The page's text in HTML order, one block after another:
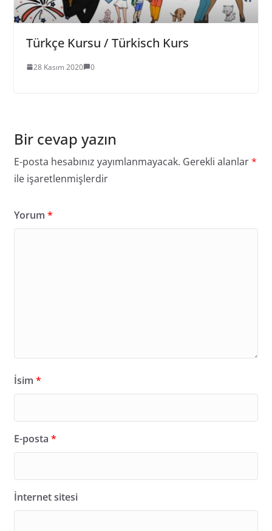
Türkçe Kursu / Türkisch Kurs
28 Kasım 2020 0
Bir cevap yazın
E-posta hesabınız yayımlanmayacak. Gerekli alanlar*
ile işaretlenmişlerdir
Yorum *
İsim *
E-posta *
İnternet sitesi